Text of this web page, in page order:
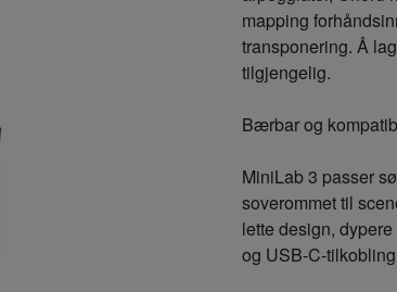
mapping
transponering. Å
tilgjengelig.
Bærbar og
MiniLab 3 passer
soverommet til
lette design,
og USB-C-